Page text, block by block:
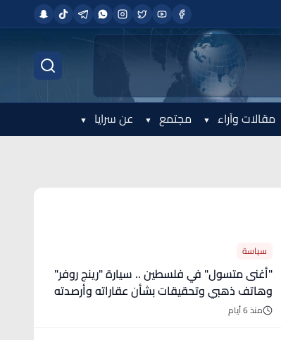
مقالات وآراء مجتمع عن سرايا
سياسة
"أغنى متسول" في فلسطين .. سيارة "رينج روفر"
وهاتف ذهبي وتحقيقات بشأن عقاراته وأرصدته
منذ 6 أيام